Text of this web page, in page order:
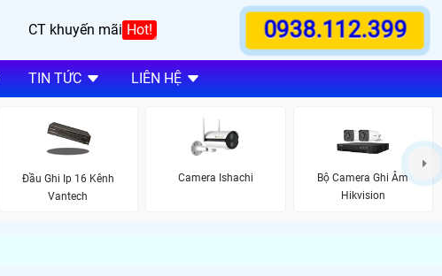
CT khuyến mãi Hot! 0938.112.399
TIN TỨC LIÊN HỆ
Đầu Ghi Ip 16 Kênh
Vantech
Camera Ishachi
Bộ Camera Ghi Âm
Hikvision